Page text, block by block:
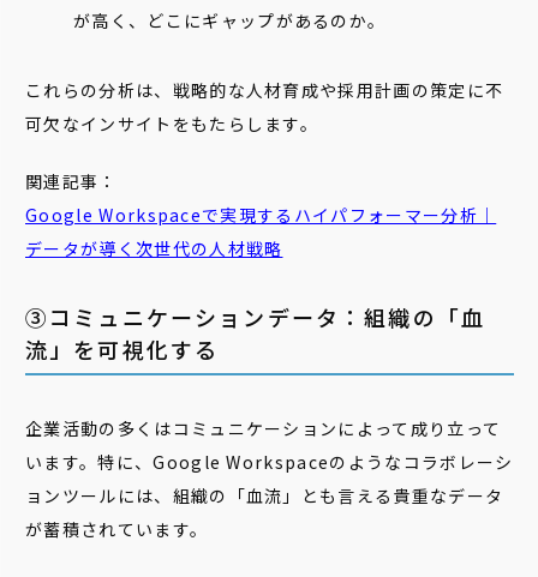
が高く、どこにギャップがあるのか。
これらの分析は、戦略的な人材育成や採用計画の策定に不
可欠なインサイトをもたらします。
関連記事：
Google Workspaceで実現するハイパフォーマー分析｜
データが導く次世代の人材戦略
③コミュニケーションデータ：組織の「血
流」を可視化する
企業活動の多くはコミュニケーションによって成り立って
います。特に、Google Workspaceのようなコラボレーシ
ョンツールには、組織の「血流」とも言える貴重なデータ
が蓄積されています。